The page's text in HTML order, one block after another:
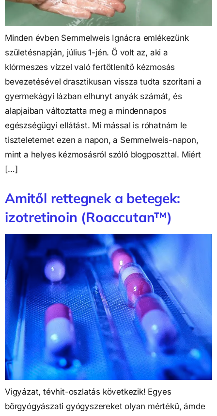
Minden évben Semmelweis Ignácra emlékezünk
születésnapján, július 1-jén. Ő volt az, aki a
klórmeszes vízzel való fertőtlenítő kézmosás
bevezetésével drasztikusan vissza tudta szorítani a
gyermekágyi lázban elhunyt anyák számát, és
alapjaiban változtatta meg a mindennapos
egészségügyi ellátást. Mi mással is róhatnám le
tiszteletemet ezen a napon, a Semmelweis-napon,
mint a helyes kézmosásról szóló blogposzttal. Miért
[…]
Amitől rettegnek a betegek:
izotretinoin (Roaccutan™)
Vigyázat, tévhit-oszlatás következik! Egyes
bőrgyógyászati gyógyszereket olyan mértékű, ámde